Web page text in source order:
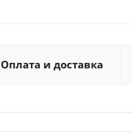
Оплата и доставка